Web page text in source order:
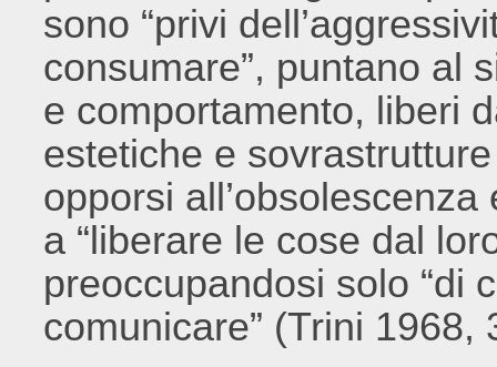
sono “privi
consumare”, puntano al
e comportamento, liberi
estetiche e
opporsi
a “liberare le cose dal
preoccupandosi solo “di
comunicare” (Trini 1968,